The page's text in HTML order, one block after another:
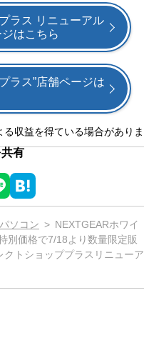
ラス リニューアル
はこちら
ラス”店舗ページは
収益を得ている場合がありま
有
パソコン
NEXTGEARホワイ
別価格で7/18より数量限定販
トショッププラスリニューア